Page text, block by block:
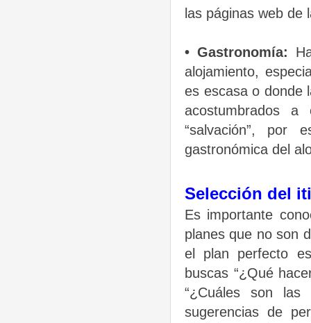
las páginas web
• Gastronomía:
alojamiento,
es escasa o donde
acostumbrados
“salvación”, por
gastronómica del
Selección del
Es importante
planes que no son
el plan perfecto
buscas “¿Qué
“¿Cuáles son las
sugerencias de